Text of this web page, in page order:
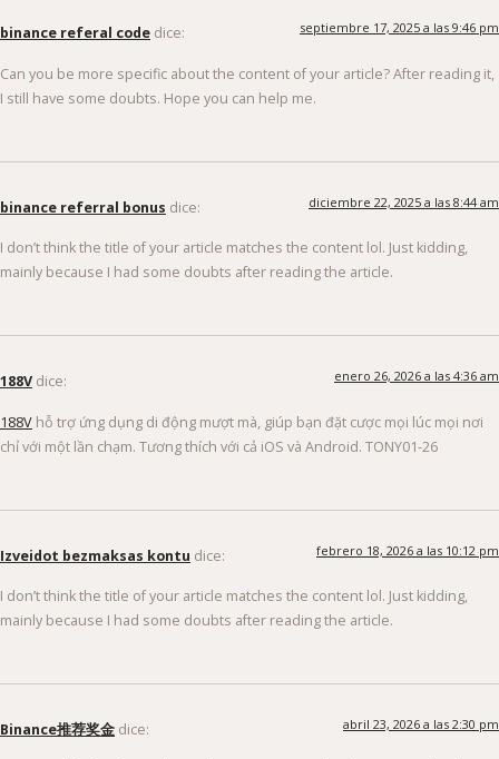
binance referal code dice: septiembre 17, 2025 a las 9:46 pm
Can you be more specific about the content of your article? After reading it,
I still have some doubts. Hope you can help me.
binance referral bonus dice: diciembre 22, 2025 a las 8:44 am
I don’t think the title of your article matches the content lol. Just kidding,
mainly because I had some doubts after reading the article.
188V dice: enero 26, 2026 a las 4:36 am
188V hỗ trợ ứng dụng di động mượt mà, giúp bạn đặt cược mọi lúc mọi nơi
chỉ với một lần chạm. Tương thích với cả iOS và Android. TONY01-26
Izveidot bezmaksas kontu dice: febrero 18, 2026 a las 10:12 pm
I don’t think the title of your article matches the content lol. Just kidding,
mainly because I had some doubts after reading the article.
Binance推荐奖金 dice: abril 23, 2026 a las 2:30 pm